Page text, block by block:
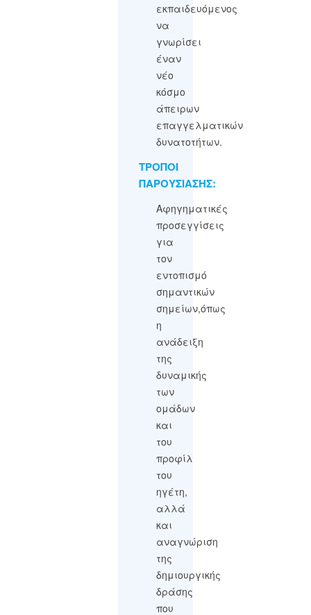
εκπαιδευόμενος
να
γνωρίσει
έναν
νέο
κόσμο
άπειρων
επαγγελματικών
δυνατοτήτων.
ΤΡΟΠΟΙ
ΠΑΡΟΥΣΙΑΣΗΣ:
Αφηγηματικές
προσεγγίσεις
για
τον
εντοπισμό
σημαντικών
σημείων,όπως
η
ανάδειξη
της
δυναμικής
των
ομάδων
και
του
προφίλ
του
ηγέτη,
αλλά
και
αναγνώριση
της
δημιουργικής
δράσης
που